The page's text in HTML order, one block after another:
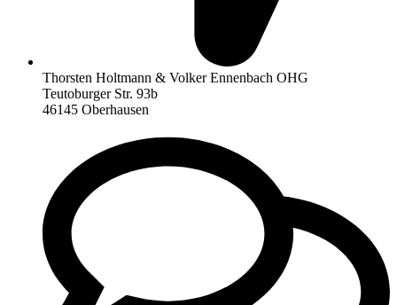
Thorsten Holtmann & Volker Ennenbach OHG
Teutoburger Str. 93b
46145 Oberhausen